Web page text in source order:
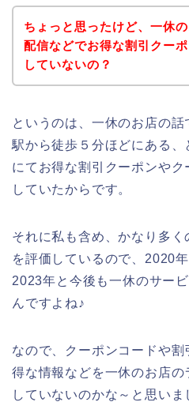
ちょっと思ったけど、一休
配信などでお得な割引クー
していないの？
というのは、一休のお店の
駅から徒歩５分ほどにある
にてお得な割引クーポンや
していたからです。
それに私も含め、かなり多く
を評価しているので、2020
2023年と今後も一休のサー
んですよね♪
なので、クーポンコードや
得な情報などを一休のお店
していないのかな～と思いま